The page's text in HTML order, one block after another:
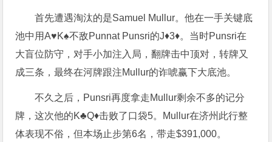
首先遭遇淘汰的是Samuel Mullur。他在一手关键底
池中用A♥K♠不敌Punnat Punsri的J♦3♦。当时Punsri在
大盲位防守，对手小加注入局，翻牌击中顶对，转牌又
成三条，最终在河牌跟注Mullur的诈唬赢下大底池。
不久之后，Punsri再度拿走Mullur剩余不多的记分
牌，这次他的K♣Q♦击败了口袋5。Mullur在济州此行整
体表现不俗，但本场止步第6名，带走$391,000。